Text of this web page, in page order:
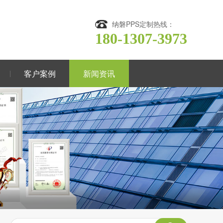
纳磐PPS定制热线：
180-1307-3973
客户案例 新闻资讯